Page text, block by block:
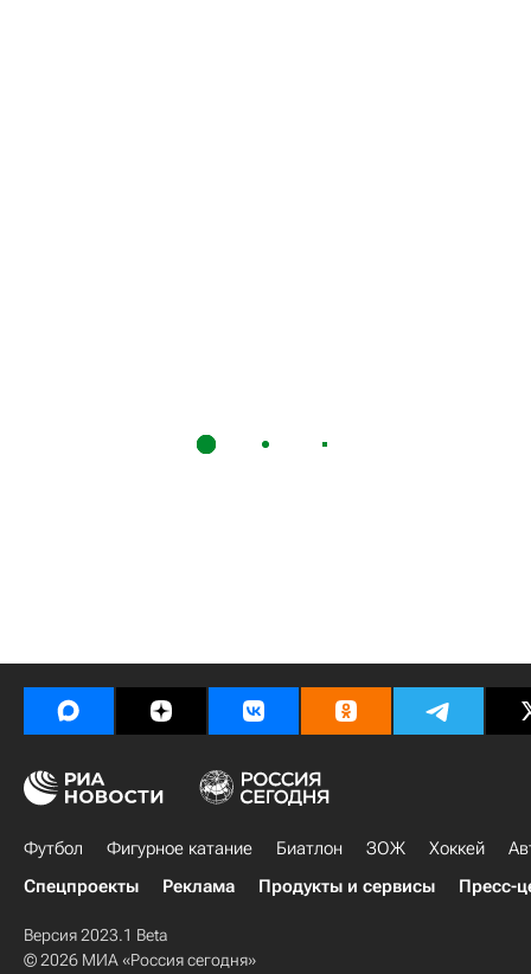
Футбол Фигурное катание Биатлон ЗОЖ Хоккей
Спецпроекты
Реклама Продукты и сервисы Пресс-
Версия 2023.1 Beta
© 2026 МИА «Россия сегодня»